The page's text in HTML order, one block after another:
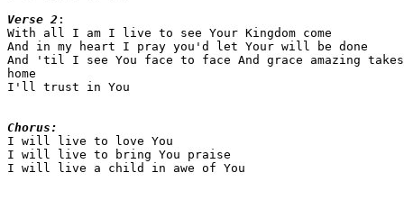
Verse 2 :
With all I am I live to see Your Kingdom come
And in my heart I pray you'd let Your will be done
And 'til I see You face to face And grace amazing
home
I'll trust in You
Chorus:
I will live to love You
I will live to bring You praise
I will live a child in awe of You